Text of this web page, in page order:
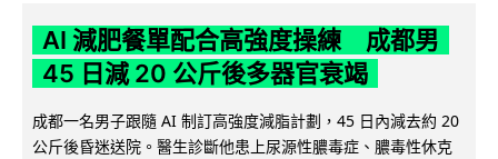
AI 減肥餐單配合高強度操練 成都男
45 日減 20 公斤後多器官衰竭
成都一名男子跟隨 AI 制訂高強度減脂計劃，45 日內減去約 20
公斤後昏迷送院。醫生診斷他患上尿源性膿毒症、膿毒性休克